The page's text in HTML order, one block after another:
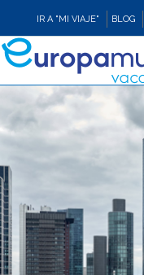
IR A "MI VIAJE" BLOG